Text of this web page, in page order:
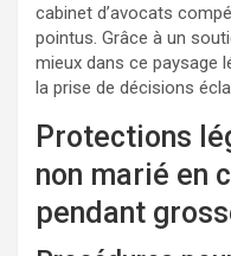
cabinet d’avocats
pointus. Grâce à un
mieux dans ce paysage
la prise de décisions
Protections
non marié en
pendant